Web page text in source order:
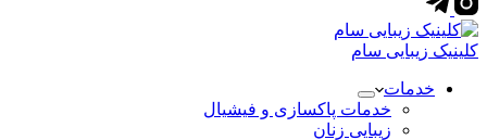
کلینیک زیبایی سام
خدمات
خدمات پاکسازی و فیشیال
زیبایی زنان